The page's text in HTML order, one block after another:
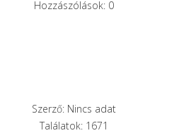
Hozzászólások: 0
Szerző: Nincs adat
Találatok: 1671